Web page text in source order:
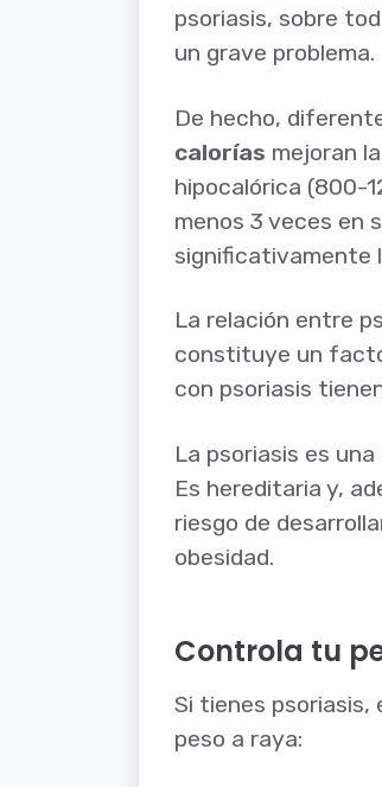
psoriasis, sobre
un grave problema.
De hecho,
calorías mejoran
hipocalórica (800-
menos 3 veces en
significativamente
La relación entre
constituye un
con psoriasis
La psoriasis es
Es hereditaria y,
riesgo de
obesidad.
Controla tu
Si tienes
peso a raya: